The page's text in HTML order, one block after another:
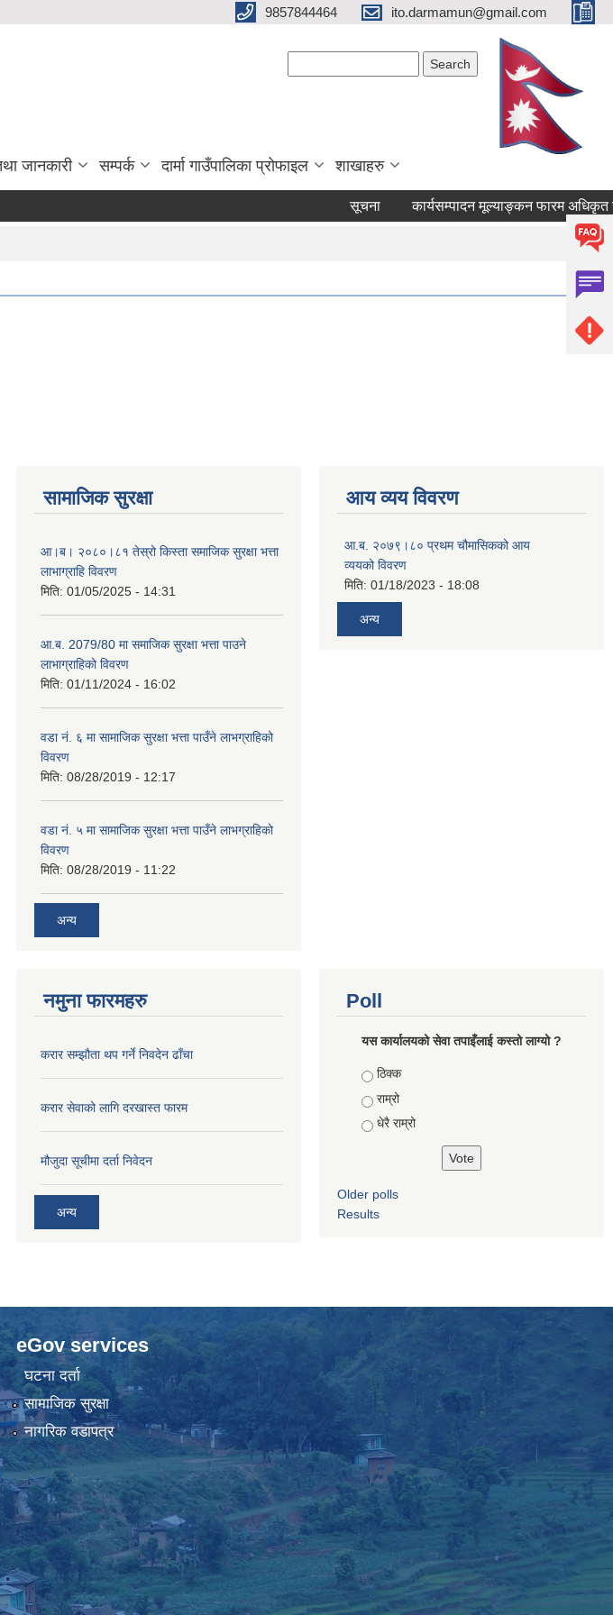
9857844464 ito.darmamun@gmail.com
जानकारी सम्पर्क दार्मा गाउँपालिका प्रोफाइल शाखाहरु
कार्यसम्पादन मूल्याङ्कन फारम अधिकृत स्तर
सामाजिक सुरक्षा
आ।ब। २०८०।८१ तेस्रो किस्ता समाजिक सुरक्षा भत्ता
लाभाग्राहि विवरण
मिति: 01/05/2025 - 14:31
आ.ब. 2079/80 मा समाजिक सुरक्षा भत्ता पाउने
लाभाग्राहिको विवरण
मिति: 01/11/2024 - 16:02
वडा नं. ६ मा सामाजिक सुरक्षा भत्ता पाउँने लाभग्राहिको
विवरण
मिति: 08/28/2019 - 12:17
वडा नं. ५ मा सामाजिक सुरक्षा भत्ता पाउँने लाभग्राहिको
विवरण
मिति: 08/28/2019 - 11:22
अन्य
आय व्यय विवरण
आ.ब. २०७९।८० प्रथम चौमासिकको आय
व्ययको विवरण
मिति: 01/18/2023 - 18:08
अन्य
नमुना फारमहरु
करार सम्झौता थप गर्ने निवदेन ढाँचा
करार सेवाको लागि दरखास्त फारम
मौजुदा सूचीमा दर्ता निवेदन
अन्य
Poll
यस कार्यालयको सेवा तपाइँलाई कस्तो लाग्यो ?
Choices
ठिक्क
राम्रो
धेरै राम्रो
Older polls
Results
eGov services
घटना दर्ता
सामाजिक सुरक्षा
नागरिक वडापत्र